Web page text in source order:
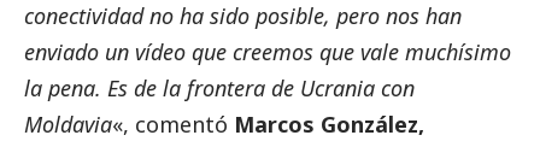
conectividad no ha sido posible, pero nos han
enviado un vídeo que creemos que vale muchísimo
la pena. Es de la frontera de Ucrania con
Moldavia«, comentó Marcos González,